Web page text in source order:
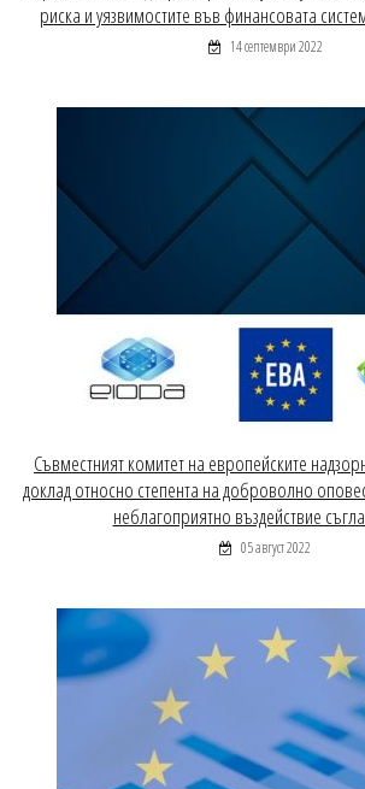
риска и уязвимостите във финансовата
14 септември 2022
Съвместният комитет на европейските
доклад относно степента на доброволно
неблагоприятно въздействие
05 август 2022